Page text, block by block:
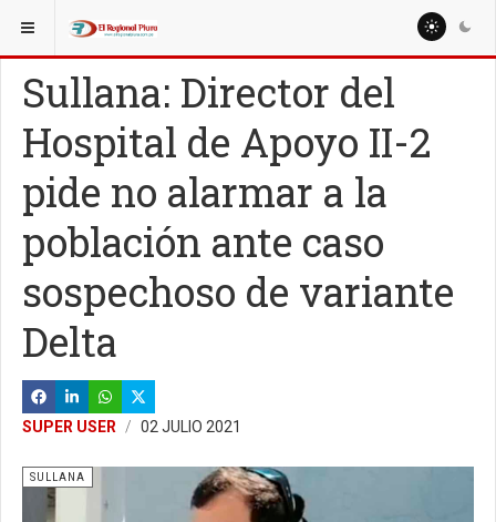
ESTÁ AQUÍ: LOCALES
Sullana: Director del
Hospital de Apoyo II-2
pide no alarmar a la
población ante caso
sospechoso de variante
Delta
SUPER USER 02 JULIO 2021
SULLANA